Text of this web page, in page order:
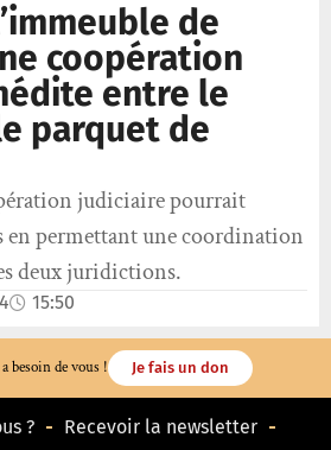
de
coopération
entre le
parquet de
judiciaire pourrait
en permettant une coordination
deux juridictions.
15:50
besoin de vous ! Je fais un don
?
Recevoir la newsletter